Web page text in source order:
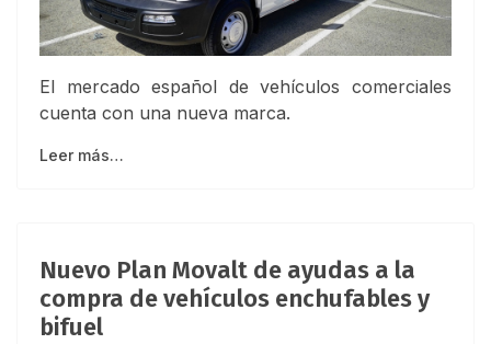
El mercado español de vehículos comerciales
cuenta con una nueva marca.
Leer más…
Nuevo Plan Movalt de ayudas a la
compra de vehículos enchufables y
bifuel